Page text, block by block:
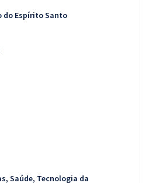
do Espírito Santo
Saúde, Tecnologia da